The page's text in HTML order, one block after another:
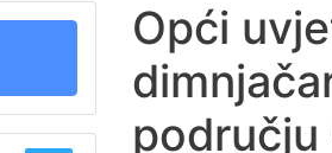
Opći
području